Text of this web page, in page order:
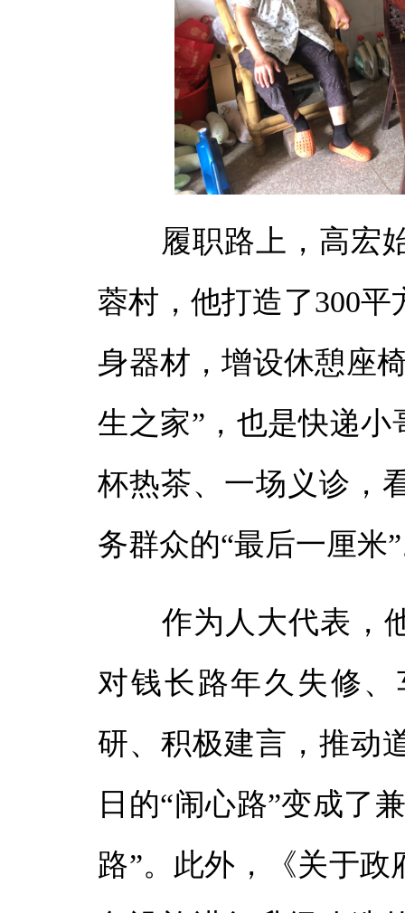
履职路上，高宏始
蓉村，他打造了300
身器材，增设休憩座
生之家”，也是快递小
杯热茶、一场义诊，
务群众的“最后一厘米
作为人大代表，他
对钱长路年久失修
研、积极建言，推动
日的“闹心路”变成了
路”。此外，《关于